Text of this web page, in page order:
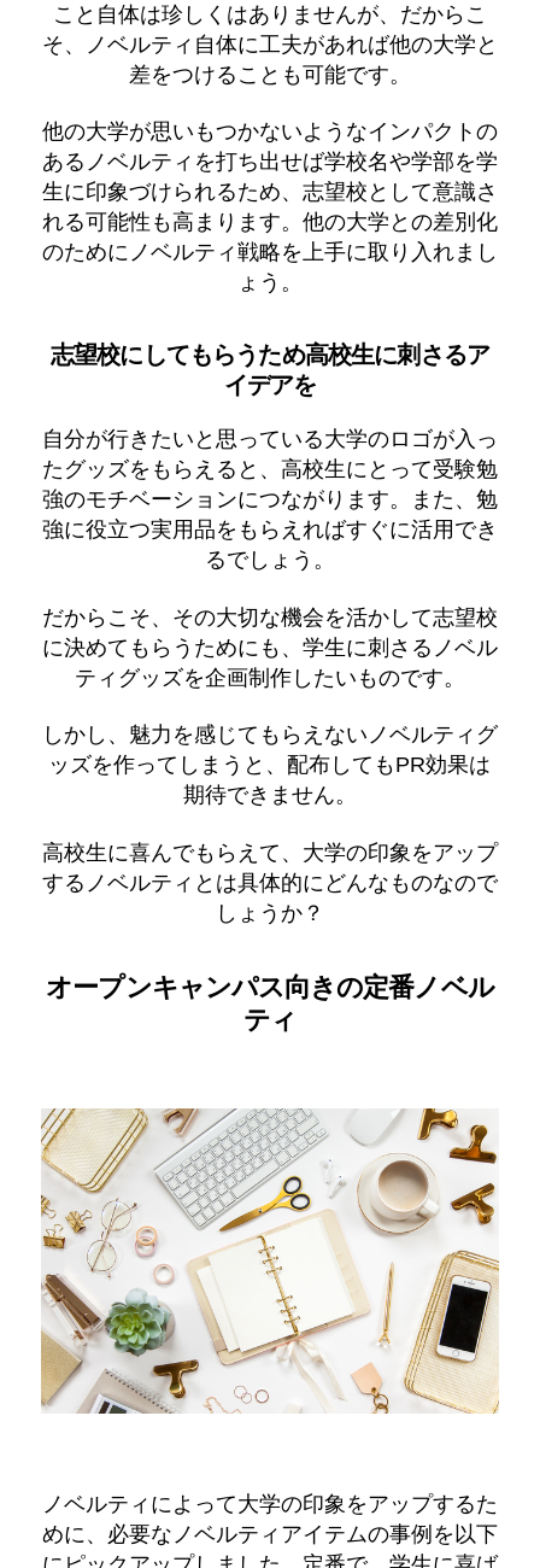
こと自体は珍しくはありませんが、だからこ
そ、ノベルティ自体に工夫があれば他の大学と
差をつけることも可能です。
他の大学が思いもつかないようなインパクトの
あるノベルティを打ち出せば学校名や学部を学
生に印象づけられるため、志望校として意識さ
れる可能性も高まります。他の大学との差別化
のためにノベルティ戦略を上手に取り入れまし
ょう。
志望校にしてもらうため高校生に刺さるア
イデアを
自分が行きたいと思っている大学のロゴが入っ
たグッズをもらえると、高校生にとって受験勉
強のモチベーションにつながります。また、勉
強に役立つ実用品をもらえればすぐに活用でき
るでしょう。
だからこそ、その大切な機会を活かして志望校
に決めてもらうためにも、学生に刺さるノベル
ティグッズを企画制作したいものです。
しかし、魅力を感じてもらえないノベルティグ
ッズを作ってしまうと、配布してもPR効果は
期待できません。
高校生に喜んでもらえて、大学の印象をアップ
するノベルティとは具体的にどんなものなので
しょうか？
オープンキャンパス向きの定番ノベル
ティ
ノベルティによって大学の印象をアップするた
めに、必要なノベルティアイテムの事例を以下